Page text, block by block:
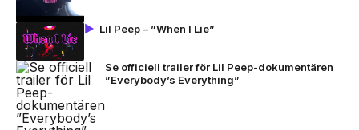
Lil Peep – ”When I Lie”
Se officiell trailer för Lil Peep-dokumentären
”Everybody’s Everything”